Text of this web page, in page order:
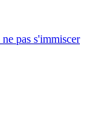
pas s'immiscer